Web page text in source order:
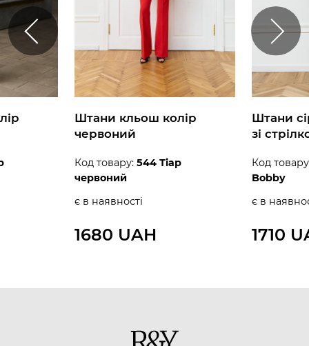
Штани кльош колір
червоний
Код товару: 544 Тіар
червоний
є в наявності
1680 UAH
Штани
зі
Код
Bobby
є в
1710